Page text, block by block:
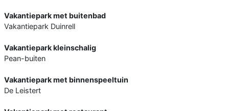
Vakantiepark met buitenbad
Vakantiepark Duinrell
Vakantiepark kleinschalig
Pean-buiten
Vakantiepark met binnenspeeltuin
De Leistert